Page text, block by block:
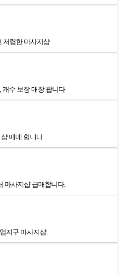
저렴한 마사지샵
개수 보장 매장 팝니다
매매 합니다.
마사지샵 급매합니다.
지구 마사지샵.